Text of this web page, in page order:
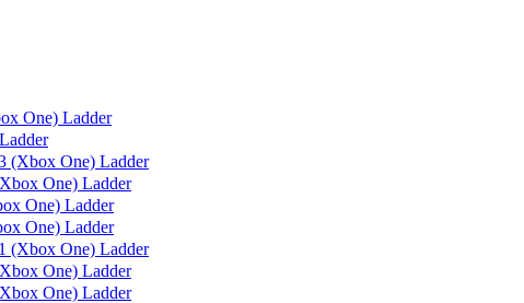
One) Ladder
(Xbox One) Ladder
One) Ladder
One) Ladder
One) Ladder
(Xbox One) Ladder
One) Ladder
One) Ladder